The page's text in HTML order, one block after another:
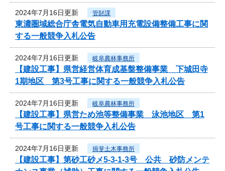
2024年7月16日更新 管財課
東濃圏域総合庁舎電気自動車用充電設備整備工事に関
する一般競争入札公告
2024年7月16日更新 岐阜農林事務所
【建設工事】県営経営体育成基盤整備事業 下城田寺
1期地区 第3号工事に関する一般競争入札公告
2024年7月16日更新 岐阜農林事務所
【建設工事】県営ため池等整備事業 泳池地区 第1
号工事に関する一般競争入札公告
2024年7月16日更新 揖斐土木事務所
【建設工事】第砂工砂メ5-3-1-3号 公共 砂防メンテ